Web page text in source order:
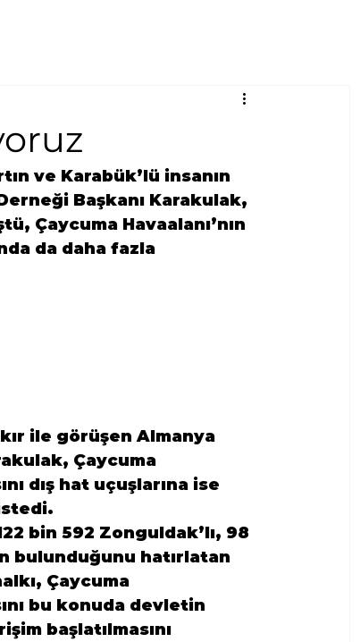
ve Karabük’lü insanın
Başkanı Karakulak,
Çaycuma Havaalanı’nın
da daha fazla
ile görüşen Almanya
Çaycuma
dış hat uçuşlarına ise
bin 592 Zonguldak’lı, 98
bulunduğunu hatırlatan
Çaycuma
bu konuda devletin
başlatılmasını